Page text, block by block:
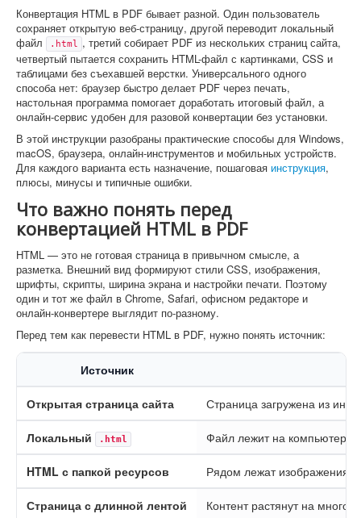
Конвертация HTML в PDF бывает разной. Один пользователь
сохраняет открытую веб-страницу, другой переводит локальный
файл
.html , третий собирает PDF из нескольких страниц сайта,
четвертый пытается сохранить HTML-файл с картинками, CSS и
таблицами без съехавшей верстки. Универсального одного
способа нет: браузер быстро делает PDF через печать,
настольная программа помогает доработать итоговый файл, а
онлайн-сервис удобен для разовой конвертации без установки.
В этой инструкции разобраны практические способы для Windows,
macOS, браузера, онлайн-инструментов и мобильных устройств.
Для каждого варианта есть назначение, пошаговая инструкция,
плюсы, минусы и типичные ошибки.
Что важно понять перед
конвертацией HTML в PDF
HTML — это не готовая страница в привычном смысле, а
разметка. Внешний вид формируют стили CSS, изображения,
шрифты, скрипты, ширина экрана и настройки печати. Поэтому
один и тот же файл в Chrome, Safari, офисном редакторе и
онлайн-конвертере выглядит по-разному.
Перед тем как перевести HTML в PDF, нужно понять источник:
Источник
Открытая страница сайта Страница загружена из
Локальный .html Файл лежит на компьютере
HTML с папкой ресурсов Рядом лежат изображения,
Страница с длинной лентой Контент растянут на много